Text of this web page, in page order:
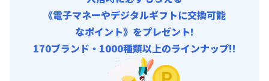
《電子マネーやデジタルギフトに交換可能
なポイント》をプレゼント!
170ブランド・1000種類以上のラインナップ!!